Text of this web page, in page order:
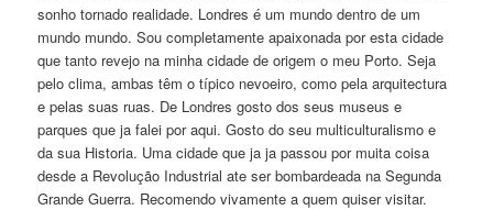
sonho tornado realidade. Londres é um mundo dentro de um
mundo mundo. Sou completamente apaixonada por esta cidade
que tanto revejo na minha cidade de origem o meu Porto. Seja
pelo clima, ambas têm o típico nevoeiro, como pela arquitectura
e pelas suas ruas. De Londres gosto dos seus museus e
parques que ja falei por aqui. Gosto do seu multiculturalismo e
da sua Historia. Uma cidade que ja ja passou por muita coisa
desde a Revolução Industrial ate ser bombardeada na Segunda
Grande Guerra. Recomendo vivamente a quem quiser visitar.